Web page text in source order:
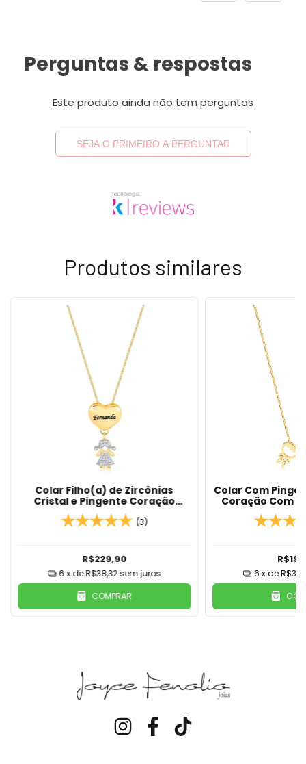
Perguntas & respostas
Este produto ainda não tem perguntas
SEJA O PRIMEIRO A PERGUNTAR
Produtos similares
Colar Filho(a) de Zircônias
Cristal e Pingente Coração
Personalizado com Nome
Banhado Em Ouro 18K
(3)
R$229,90
6x deR$38,32 sem juros
COMPRAR
Colar Com
Coração Com
Em
6 x de